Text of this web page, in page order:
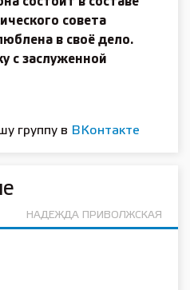
совета
в своё дело.
с заслуженной
группу в ВКонтакте
НАДЕЖДА ПРИВОЛЖСКАЯ